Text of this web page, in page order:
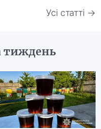
Усі статті →
тиждень